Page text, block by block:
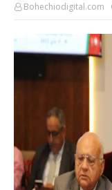
Bohechiodigital.com